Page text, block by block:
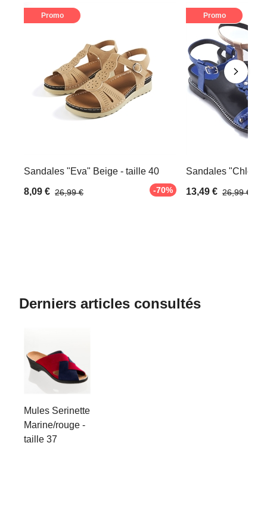
Promo
Sandales "Eva" Beige - taille 40
8,09 € 26,99 € -70%
Promo
Sandales "Chloé"
13,49 € 26,99 €
Derniers articles consultés
Mules Serinette
Marine/rouge -
taille 37